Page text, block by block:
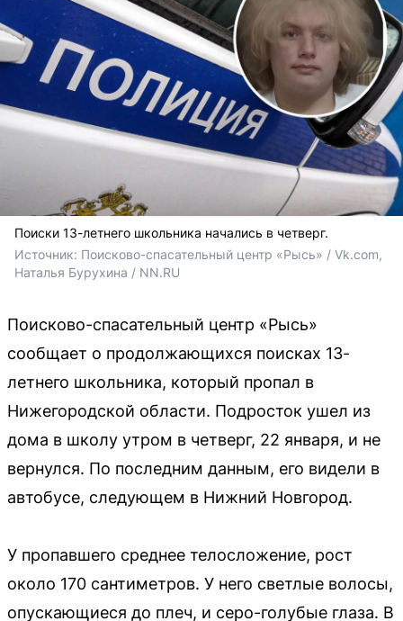
Поиски 13-летнего школьника начались в четверг.
Источник: Поисково-спасательный центр «Рысь» / Vk.com,
Наталья Бурухина / NN.RU
Поисково-спасательный центр «Рысь»
сообщает о продолжающихся поисках 13-
летнего школьника, который пропал в
Нижегородской области. Подросток ушел из
дома в школу утром в четверг, 22 января, и не
вернулся. По последним данным, его видели в
автобусе, следующем в Нижний Новгород.
У пропавшего среднее телосложение, рост
около 170 сантиметров. У него светлые волосы,
опускающиеся до плеч, и серо-голубые глаза. В